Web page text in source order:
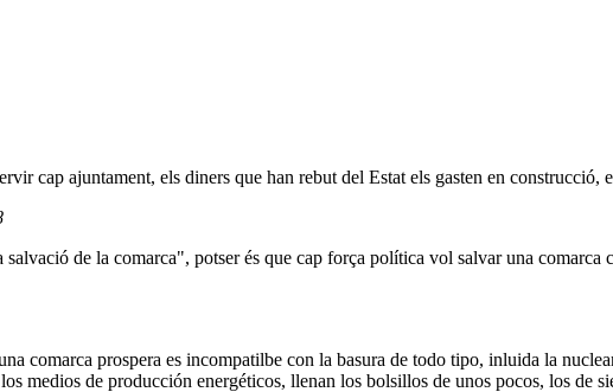
cap ajuntament, els diners que han rebut del Estat els gasten en construcció,
de la comarca", potser és que cap força política vol salvar una
comarca prospera es incompatilbe con la basura de todo tipo, inluida la
medios de producción energéticos, llenan los bolsillos de unos pocos, los de